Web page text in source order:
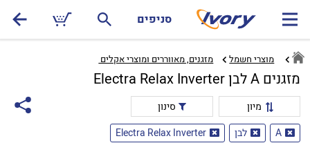
סניפים
מוצרי חשמל מזגנים, מאווררים ומוצרי אקלים ‏
מזגנים A לבן Electra Relax Inverter
מיון
סינון
A
לבן Electra Relax Inverter